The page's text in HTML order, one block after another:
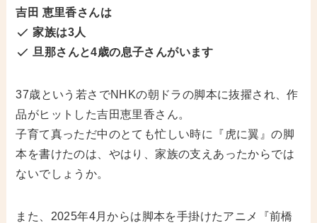
吉田 恵里香さんは
家族は3人
旦那さんと4歳の息子さんがいます
37歳という若さでNHKの朝ドラの脚本に抜擢され、作
品がヒットした吉田恵里香さん。
子育て真っただ中のとても忙しい時に『虎に翼』の脚
本を書けたのは、やはり、家族の支えあったからでは
ないでしょうか。
また、2025年4月からは脚本を手掛けたアニメ『前橋